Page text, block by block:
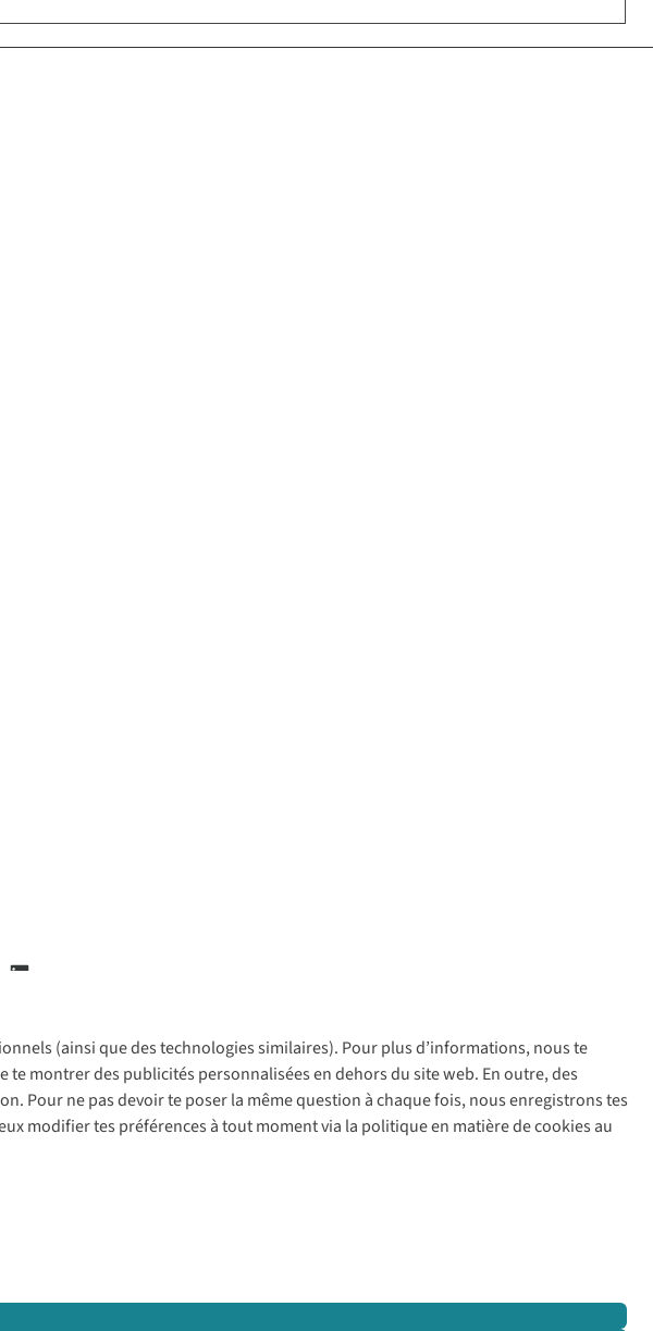
(ainsi que des technologies similaires). Pour plus d’informations, nous te
montrer des publicités personnalisées en dehors du site web. En outre, des
Pour ne pas devoir te poser la même question à chaque fois, nous enregistrons tes
modifier tes préférences à tout moment via la politique en matière de cookies au
générales Cookie policy